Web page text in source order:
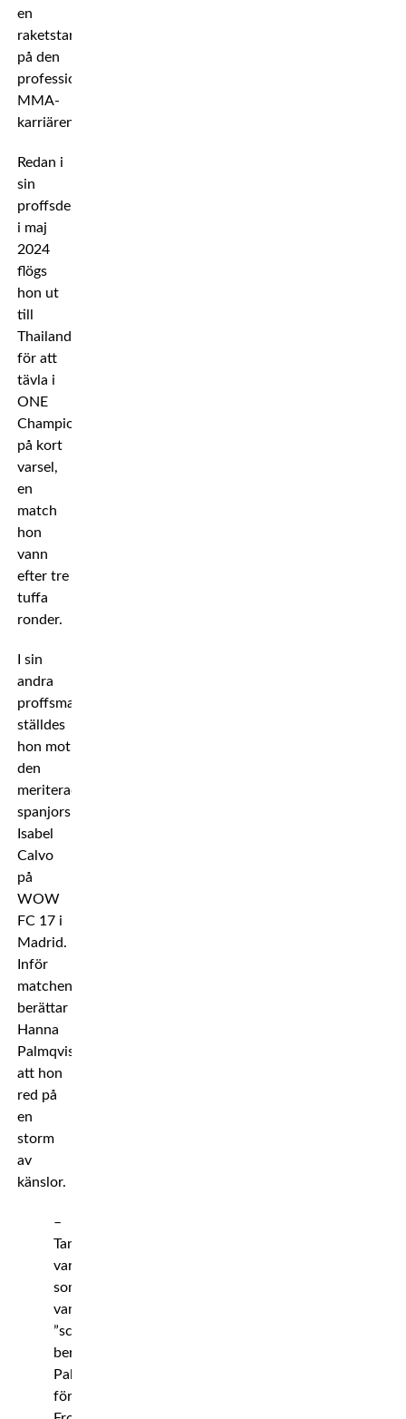
en
raketstart
på den
professionella
MMA-
karriären.
Redan i
sin
proffsdebut
i maj
2024
flögs
hon ut
till
Thailand
för att
tävla i
ONE
Championship
på kort
varsel,
en
match
hon
vann
efter tre
tuffa
ronder.
I sin
andra
proffsmatch
ställdes
hon mot
den
meriterade
spanjorskan
Isabel
Calvo
på
WOW
FC 17 i
Madrid.
Inför
matchen
berättar
Hanna
Palmqvist
att hon
red på
en
storm
av
känslor.
–
Tankarna
var
som
vanligt;
”schizofreni”,
berättar
Palmqvist
för